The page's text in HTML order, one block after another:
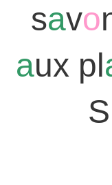
savo
aux pl